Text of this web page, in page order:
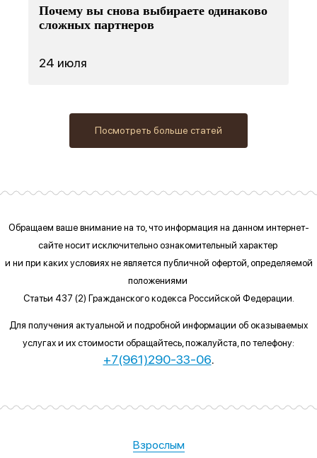
Почему вы снова выбираете одинаково
сложных партнеров
24 июля
Посмотреть больше статей
Обращаем ваше внимание на то, что информация на данном интернет-
сайтеносит исключительно ознакомительный характер
и ни при каких условияхне является публичной офертой, определяемой
положениями
Статьи 437 (2) Гражданского кодекса Российской Федерации.
Для получения актуальной и подробной информации об оказываемых
услугах и их стоимости обращайтесь, пожалуйста, по телефону:
+7(961)290-33-06.
Взрослым